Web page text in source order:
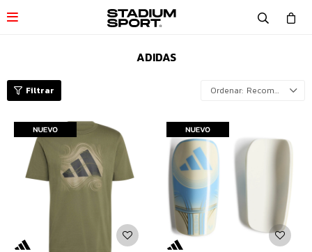

ADIDAS
Recomendados